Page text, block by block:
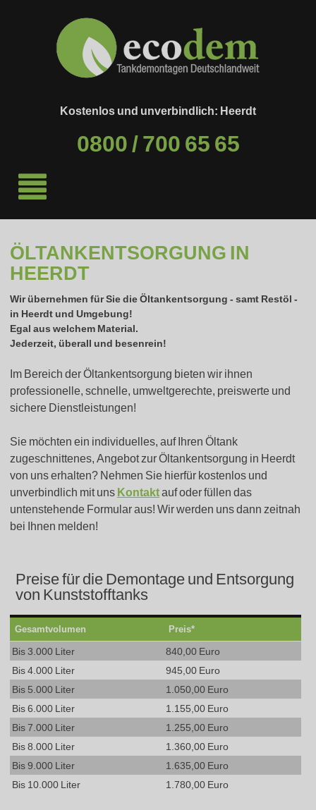
Kostenlos und unverbindlich: Heerdt
0800 / 700 65 65
ÖLTANKENTSORGUNG IN
HEERDT
Wir übernehmen für Sie die Öltankentsorgung - samt Restöl -
in Heerdt und Umgebung!
Egal aus welchem Material.
Jederzeit, überall und besenrein!
Im Bereich der Öltankentsorgung bieten wir ihnen
professionelle, schnelle, umweltgerechte, preiswerte und
sichere Dienstleistungen!
Sie möchten ein individuelles, auf Ihren Öltank
zugeschnittenes, Angebot zur Öltankentsorgung in Heerdt
von uns erhalten? Nehmen Sie hierfür kostenlos und
unverbindlich mit uns Kontaktauf oder füllen das
untenstehende Formular aus! Wir werden uns dann zeitnah
bei Ihnen melden!
Preise für die Demontage und Entsorgung
von Kunststofftanks
Gesamtvolumen Preis*
Bis 3.000 Liter
840,00 Euro
Bis 4.000 Liter
945,00 Euro
Bis 5.000 Liter
1.050,00 Euro
Bis 6.000 Liter
1.155,00 Euro
Bis 7.000 Liter
1.255,00 Euro
Bis 8.000 Liter
1.360,00 Euro
Bis 9.000 Liter
1.635,00 Euro
Bis 10.000 Liter
1.780,00 Euro